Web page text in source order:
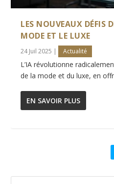
LES NOUVEAUX DÉFIS
MODE ET LE LUXE
24 Juil 2025 | Actualité
L’IA révolutionne
de la mode et du luxe, en
EN SAVOIR PLUS